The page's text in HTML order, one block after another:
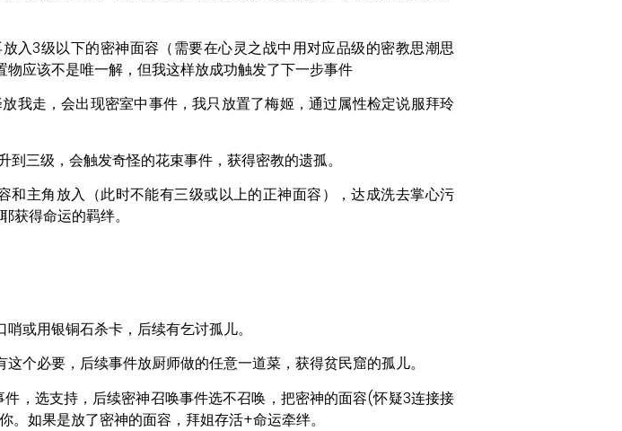
入3级以下的密神面容（需要在心灵之战中用对应品级的密教思潮思
应该不是唯一解，但我这样放成功触发了下一步事件
我走，会出现密室中事件，我只放置了梅姬，通过属性检定说服拜玲
三级，会触发奇怪的花束事件，获得密教的遗孤。
和主角放入（此时不能有三级或以上的正神面容），达成洗去掌心污
获得命运的羁绊。
或用银铜石杀卡，后续有乞讨孤儿。
个必要，后续事件放厨师做的任意一道菜，获得贫民窟的孤儿。
，选支持，后续密神召唤事件选不召唤，把密神的面容(怀疑3连接接
如果是放了密神的面容，拜姐存活+命运牵绊。